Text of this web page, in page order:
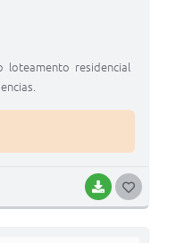
BAIXAR
residencial